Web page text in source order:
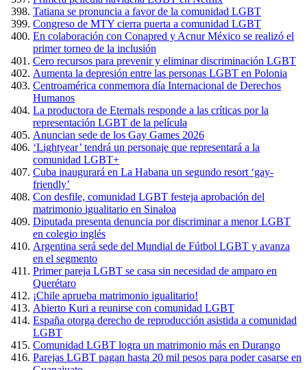
Tatiana se pronuncia a favor de la comunidad LGBT
Congreso de MTY cierra puerta a comunidad LGBT
En colaboración con Conapred y Acnur México se realizó el
primer torneo de la inclusión
Cero recursos para prevenir y eliminar discriminación LGBT
Aumenta la depresión entre las personas LGBT en Polonia
Centroamérica conmemora día Internacional de Derechos
Humanos
La productora de Eternals responde a las críticas por la
representación LGBT de la película
Anuncian sede de los Gay Games 2026
‘Lightyear’ tendrá un personaje que representará a la
comunidad LGBT+
Cuba inaugurará en La Habana un segundo resort ‘gay-
friendly’
Con desfile, comunidad LGBT festeja aprobación del
matrimonio igualitario en Sinaloa
Diputada presenta denuncia por discriminar a menor LGBT
en colegio inglés
Argentina será sede del Mundial de Fútbol LGBT y avanza
en el segmento
Primer pareja LGBT se casa sin necesidad de amparo en
Querétaro
¡Chile aprueba matrimonio igualitario!
Abierto Kuri a reunirse con comunidad LGBT
España otorga derecho de reproducción asistida a comunidad
LGBT
Comunidad LGBT logra un matrimonio más en Durango
Parejas LGBT pagan hasta 20 mil pesos para poder casarse en